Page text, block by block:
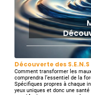
Découverte des S.E.N.S
Comment transformer les
comprendra l’essentiel de la
Spécifiques propres à chaque
yeux uniques et donc une santé